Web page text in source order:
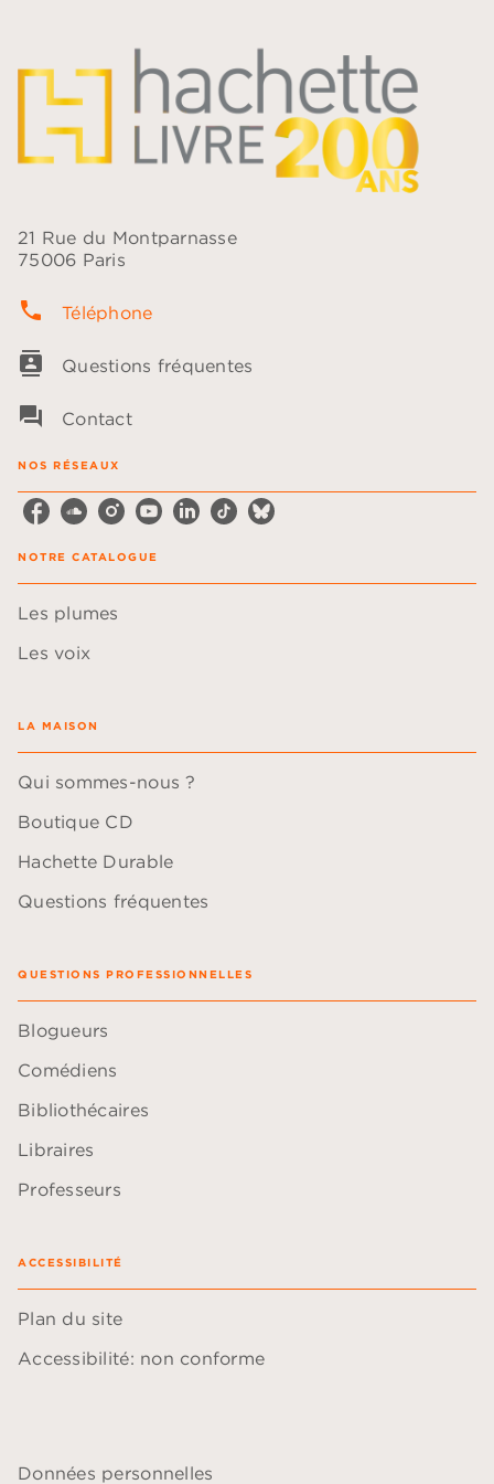
21 Rue du Montparnasse
75006 Paris
phone Téléphone
contacts Questions fréquentes
question_answer Contact
NOS RÉSEAUX
NOTRE CATALOGUE
Les plumes
Les voix
LA MAISON
Qui sommes-nous ?
Boutique CD
Hachette Durable
Questions fréquentes
QUESTIONS PROFESSIONNELLES
Blogueurs
Comédiens
Bibliothécaires
Libraires
Professeurs
ACCESSIBILITÉ
Plan du site
Accessibilité: non conforme
Données personnelles